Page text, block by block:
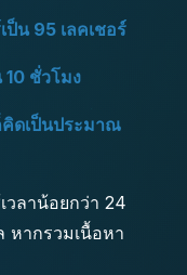
ป็น 95 เลคเชอร์
10 ชั่วโมง
ดเป็นประมาณ
วลาน้อยกว่า 24
หากรวมเนื้อหา